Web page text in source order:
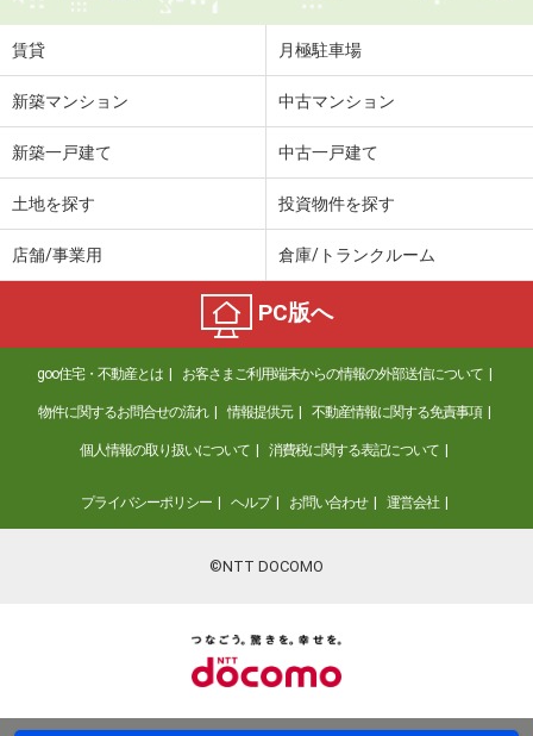
賃貸 月極駐車場
新築マンション 中古マンション
新築一戸建て 中古一戸建て
土地を探す 投資物件を探す
店舗/事業用 倉庫/トランクルーム
PC版へ
goo住宅・不動産とは お客さまご利用端末からの情報の外部送信について
物件に関するお問合せの流れ 情報提供元 不動産情報に関する免責事項
個人情報の取り扱いについて 消費税に関する表記について
プライバシーポリシー ヘルプ お問い合わせ 運営会社
©NTT DOCOMO